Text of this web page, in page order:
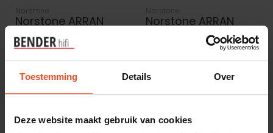
Toestemming Details Over
Deze website maakt gebruik van cookies
Norstone
Norstone ARRAN
power cable
€79,00
Norstone
Norstone ARRAN